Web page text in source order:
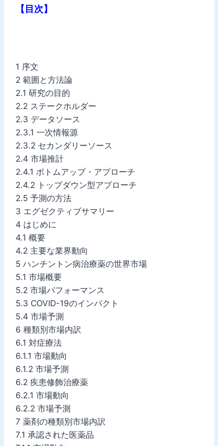
【目次】
1 序文
2 範囲と方法論
2.1 研究の目的
2.2 ステークホルダー
2.3 データソース
2.3.1 一次情報源
2.3.2 セカンダリーソース
2.4 市場推計
2.4.1 ボトムアップ・アプローチ
2.4.2 トップダウン型アプローチ
2.5 予測の方法
3 エグゼクティブサマリー
4 はじめに
4.1 概要
4.2 主要な業界動向
5 ハンチントン病治療薬の世界市場
5.1 市場概要
5.2 市場パフォーマンス
5.3 COVID-19のインパクト
5.4 市場予測
6 種類別市場内訳
6.1 対症療法
6.1.1 市場動向
6.1.2 市場予測
6.2 疾患修飾治療薬
6.2.1 市場動向
6.2.2 市場予測
7 薬剤の種類別市場内訳
7.1 承認された医薬品